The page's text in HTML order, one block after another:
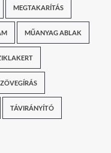
MEGTAKARÍTÁS
MŰANYAG ABLAK
TÁVIRÁNYÍTÓ